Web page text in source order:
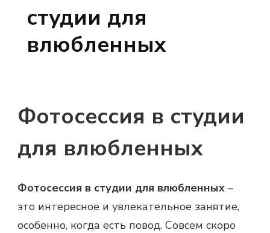
студии для
влюбленных
Фотосессия в студии
для влюбленных
Фотосессия в студии для влюбленных –
это интересное и увлекательное занятие,
особенно, когда есть повод. Совсем скоро